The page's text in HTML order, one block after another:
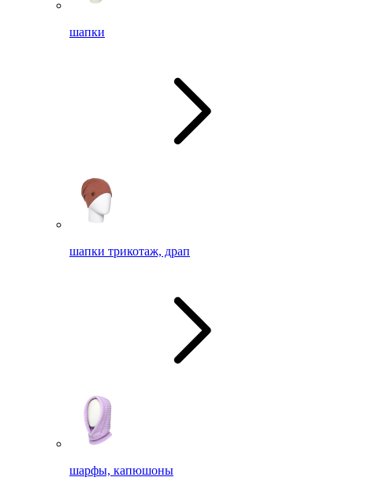
шапки
шапки трикотаж, драп
шарфы, капюшоны